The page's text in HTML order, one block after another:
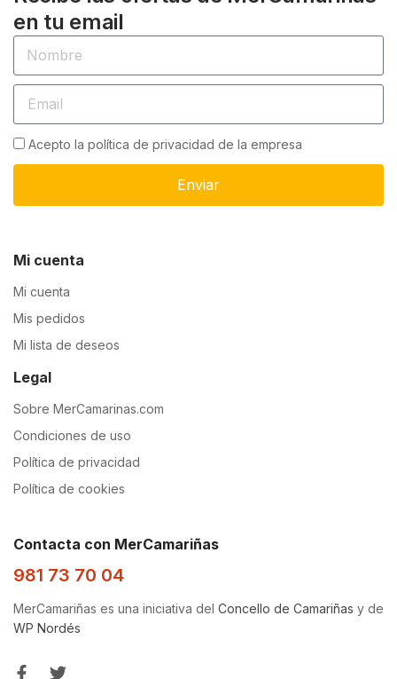
en tu email
Acepto la política de privacidad de la empresa
Enviar
Mi cuenta
Mi cuenta
Mis pedidos
Mi lista de deseos
Legal
Sobre MerCamarinas.com
Condiciones de uso
Política de privacidad
Política de cookies
Contacta con MerCamariñas
981 73 70 04
MerCamariñas es una iniciativa del Concello de Camariñas y de
WP Nordés